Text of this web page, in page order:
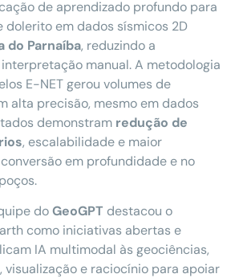
de aprendizado profundo para
dolerito em dados sísmicos 2D
do Parnaíba, reduzindo a
manual. A metodologia
E-NET gerou volumes de
alta precisão, mesmo em dados
demonstram redução de
, escalabilidade e maior
em profundidade e no
doGeoGPT destacou o
como iniciativas abertas e
IA multimodal às geociências,
visualização e raciocínio para apoiar